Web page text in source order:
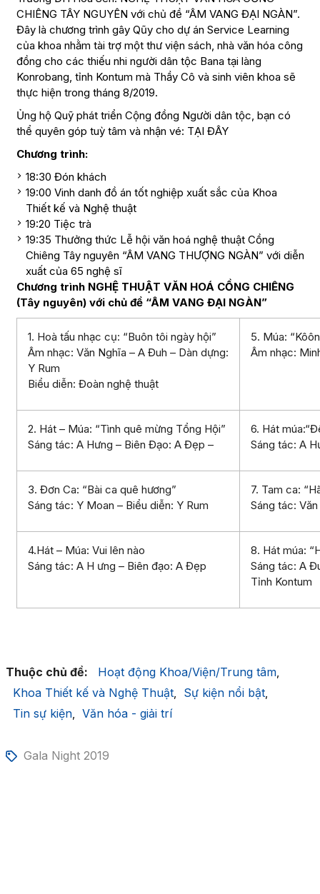
CHIÊNG TÂY NGUYÊN với chủ đề “ÂM VANG ĐẠI NGÀN”.
Đây là chương trình gây Qũy cho dự án Service Learning
của khoa nhằm tài trợ một thư viện sách, nhà văn hóa công
đồng cho các thiếu nhi người dân tộc Bana tại làng
Konrobang, tỉnh Kontum mà Thầy Cô và sinh viên khoa sẽ
thực hiện trong tháng 8/2019.
Ủng hộ Quỹ phát triển Cộng đồng Người dân tộc, bạn có
thể quyên góp tuỳ tâm và nhận vé: TẠI ĐÂY
Chương trình:
18:30 Đón khách
19:00 Vinh danh đồ án tốt nghiệp xuất sắc của Khoa
Thiết kế và Nghệ thuật
19:20 Tiệc trà
19:35 Thưởng thức Lễ hội văn hoá nghệ thuật Cồng
Chiêng Tây nguyên “ÂM VANG THƯỢNG NGÀN” với diễn
xuất của 65 nghệ sĩ
Chương trình NGHỆ THUẬT VĂN HOÁ CỒNG CHIÊNG
(Tây nguyên) với chủ đề “ÂM VANG ĐẠI NGÀN”
1. Hoà tấu nhạc cụ: “Buôn tôi ngày hội”
Âm nhạc: Văn Nghĩa – A Đuh – Dàn dựng:
Y Rum
Biểu diễn: Đoàn nghệ thuật
5. Múa:
Âm nhạc:
2. Hát – Múa: “Tình quê mừng Tổng Hội”
Sáng tác: A Hưng – Biên Đạo: A Đẹp –
6. Hát
Sáng tác: A
3. Đơn Ca: “Bài ca quê hương”
Sáng tác: Y Moan – Biểu diễn: Y Rum
7. Tam ca:
Sáng tác:
4.Hát – Múa: Vui lên nào
Sáng tác: A H ưng – Biên đạo: A Đẹp
8. Hát múa:
Sáng tác: A
Tỉnh Kontum
Thuộc chủ đề: Hoạt động Khoa/Viện/Trung tâm,
Khoa Thiết kế và Nghệ Thuật, Sự kiện nổi bật,
Tin sự kiện, Văn hóa - giải trí
Gala Night 2019